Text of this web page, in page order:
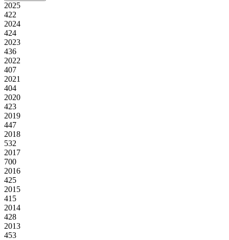
2025
422
2024
424
2023
436
2022
407
2021
404
2020
423
2019
447
2018
532
2017
700
2016
425
2015
415
2014
428
2013
453